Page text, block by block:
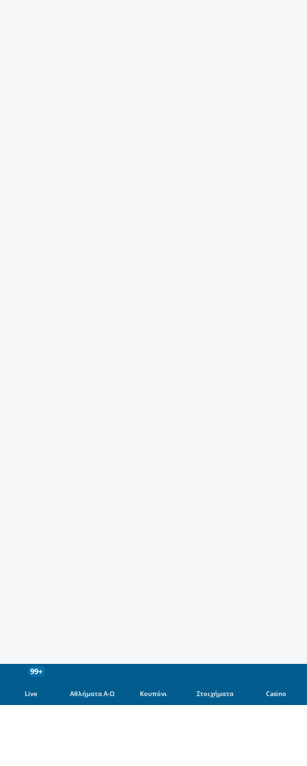
99+
Live Αθλήματα Α-Ω Κουπόνι Στοιχήματα Casino